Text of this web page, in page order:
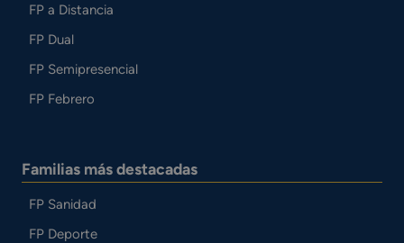
FP a Distancia
FP Dual
FP Semipresencial
FP Febrero
Familias más destacadas
FP Sanidad
FP Deporte